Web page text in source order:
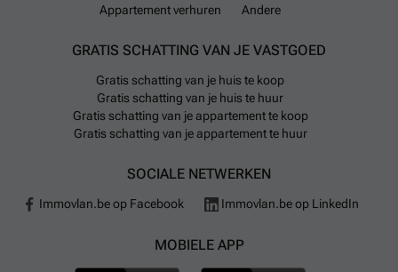
Appartement verhuren
Andere
GRATIS SCHATTING VAN JE VASTGOED
Gratis schatting van je huis te koop
Gratis schatting van je huis te huur
Gratis schatting van je appartement te koop
Gratis schatting van je appartement te huur
SOCIALE NETWERKEN
Immovlan.be op Facebook Immovlan.be op LinkedIn
MOBIELE APP